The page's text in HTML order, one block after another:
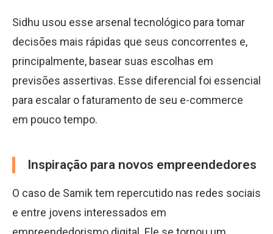
Sidhu usou esse arsenal tecnológico para tomar
decisões mais rápidas que seus concorrentes e,
principalmente, basear suas escolhas em
previsões assertivas. Esse diferencial foi essencial
para escalar o faturamento de seu e-commerce
em pouco tempo.
Inspiração para novos empreendedores
O caso de Samik tem repercutido nas redes sociais
e entre jovens interessados em